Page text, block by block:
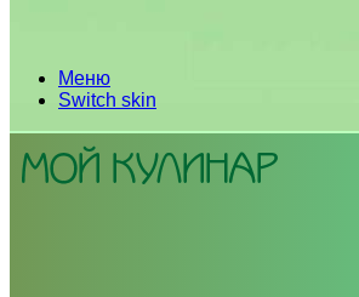
Меню
Switch skin